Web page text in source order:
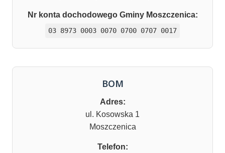
Nr konta dochodowego Gminy Moszczenica:
03 8973 0003 0070 0700 0707 0017
BOM
Adres:
ul. Kosowska 1
Moszczenica
Telefon: